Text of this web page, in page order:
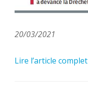
20/03/2021
Lire l’article complet